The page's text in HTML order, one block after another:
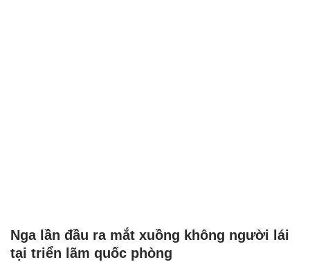
Nga lần đầu ra mắt xuồng không người lái
tại triển lãm quốc phòng